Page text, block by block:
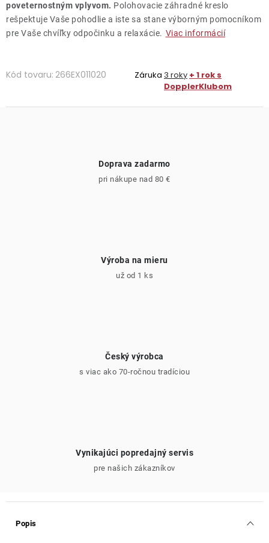
poveternostným vplyvom. Polohovacie záhradné kreslo
rešpektuje Vaše pohodlie a iste sa stane výborným pomocníkom
pre Vaše chvíľky odpočinku a relaxácie. Viac informácií
Kód tovaru: 266EX011020 Záruka 3 roky + 1 rok s
DopplerKlubom
Doprava zadarmo
pri nákupe nad 80 €
Výroba na mieru
už od 1 ks
Český výrobca
s viac ako 70-ročnou tradíciou
Vynikajúci popredajný servis
pre našich zákazníkov
Popis